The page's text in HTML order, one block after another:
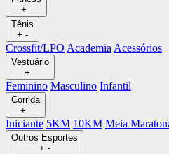
+ -
Tênis
+ -
Crossfit/LPO Academia Acessórios
Vestuário
+ -
Feminino Masculino Infantil
Corrida
+ -
Iniciante 5KM 10KM Meia
Outros Esportes
+ -